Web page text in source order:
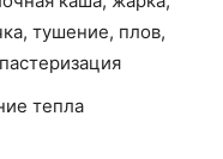
тушение, плов,
тепла